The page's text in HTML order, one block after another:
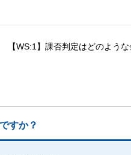
【WS:1】課否判定はどのよう
すか？